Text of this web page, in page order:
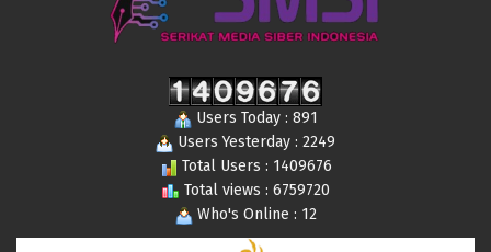
Users Today : 891
Users Yesterday : 2249
Total Users : 1409676
Total views : 6759720
Who's Online : 12